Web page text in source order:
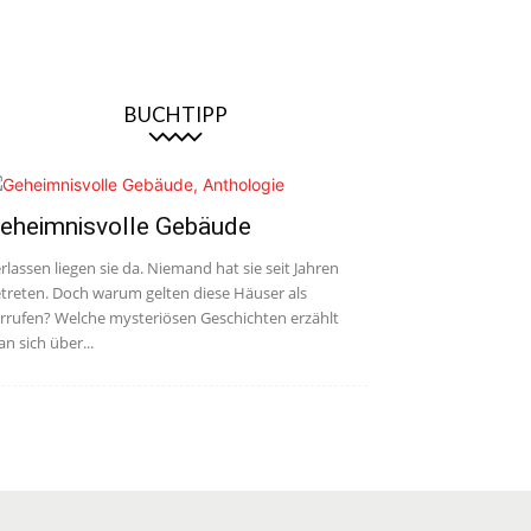
BUCHTIPP
Gebäude
liegen sie da. Niemand hat sie seit Jahren
Doch warum gelten diese Häuser als
Welche mysteriösen Geschichten erzählt
sich über...